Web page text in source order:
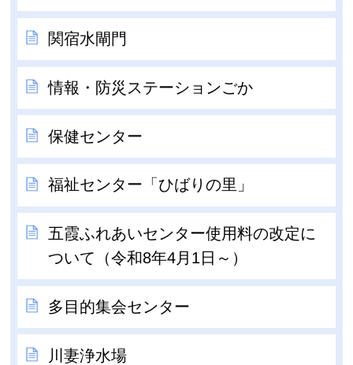
関宿水閘門
情報・防災ステーションごか
保健センター
福祉センター「ひばりの里」
五霞ふれあいセンター使用料の改定に
ついて（令和8年4月1日～）
多目的集会センター
川妻浄水場